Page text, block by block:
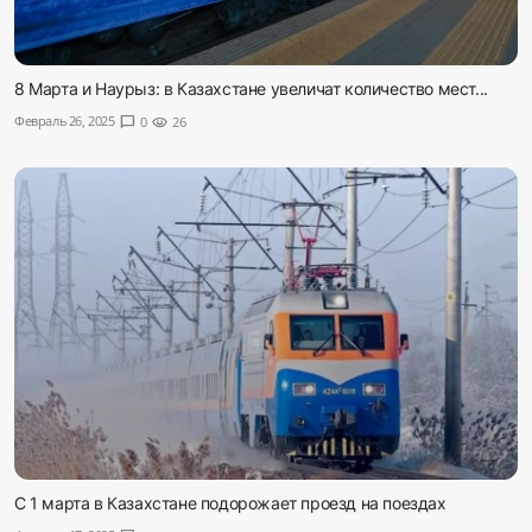
8 Марта и Наурыз: в Казахстане увеличат количество мест...
Февраль 26, 2025 chat_bubble 0 visibility 26
С 1 марта в Казахстане подорожает проезд на поездах